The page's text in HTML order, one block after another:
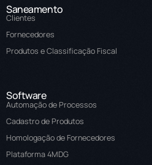
Saneamento
Clientes
Fornecedores
Produtos e Classificação Fiscal
Software
Automação de Processos
Cadastro de Produtos
Homologação de Fornecedores
Plataforma 4MDG